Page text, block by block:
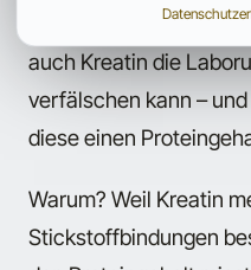
verwendet. Ein
auch Kreatin die
verfälschen kann –
diese einen
Warum? Weil Kreatin
Stickstoffbindungen